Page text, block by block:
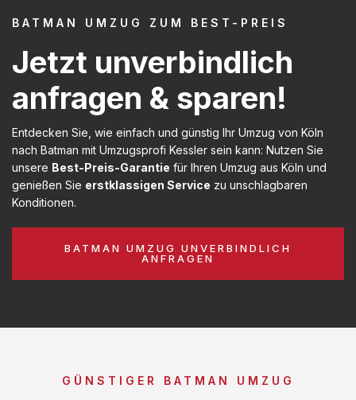
BATMAN UMZUG ZUM BEST-PREIS
Jetzt unverbindlich
anfragen & sparen!
Entdecken Sie, wie einfach und günstig Ihr Umzug von Köln
nach Batman mit Umzugsprofi Kessler sein kann: Nutzen Sie
unsere Best-Preis-Garantie für Ihren Umzug aus Köln und
genießen Sie erstklassigen Service zu unschlagbaren
Konditionen.
BATMAN UMZUG UNVERBINDLICH
ANFRAGEN
GÜNSTIGER BATMAN UMZUG